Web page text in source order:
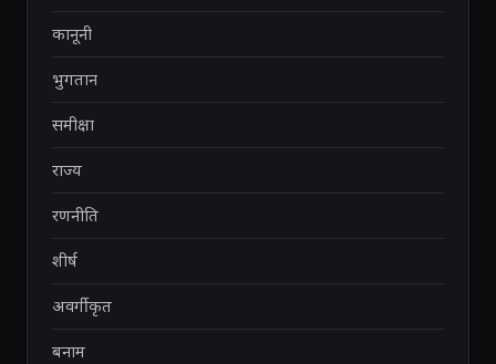
कानूनी
भुगतान
समीक्षा
राज्य
रणनीति
शीर्ष
अवर्गीकृत
बनाम